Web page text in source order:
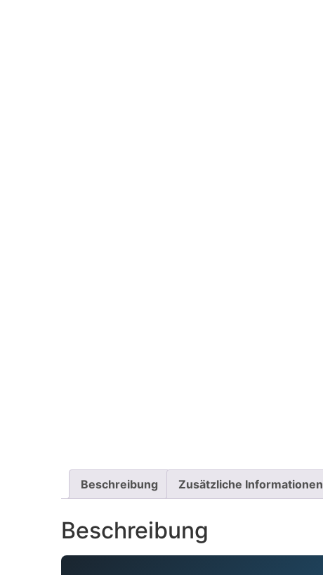
Beschreibung Zusätzliche Informationen
Beschreibung